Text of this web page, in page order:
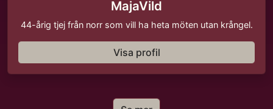
MajaVild
44-årig tjej från norr som vill ha heta möten utan krångel.
Visa profil